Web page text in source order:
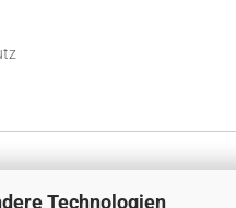
Technologien